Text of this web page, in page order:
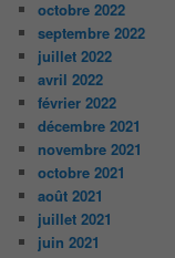
octobre 2022
septembre 2022
juillet 2022
avril 2022
février 2022
décembre 2021
novembre 2021
octobre 2021
août 2021
juillet 2021
juin 2021